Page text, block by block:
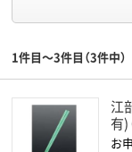
1件目～3件目（3件中）
江
有)
お